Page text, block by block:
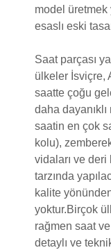
model üretmek
esaslı eski
Saat parçası
ülkeler İsviçre,
saatte çoğu
daha
saatin en çok
kolu),
vidaları ve deri
tarzında
kalite
yoktur.Birçok
rağmen saat
detaylı ve